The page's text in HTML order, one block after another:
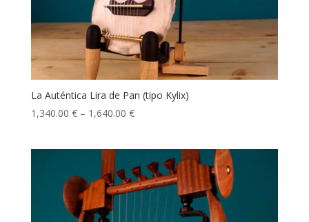
La Auténtica Lira de Pan (tipo Kylix)
1,340.00 €– 1,640.00 €